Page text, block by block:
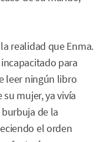
realidad que Enma.
para
leer ningún libro
mujer, ya vivía
de la
el orden